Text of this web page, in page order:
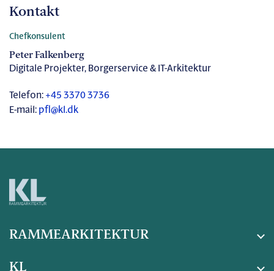
Kontakt
Chefkonsulent
Peter Falkenberg
Digitale Projekter, Borgerservice & IT-Arkitektur
Telefon: +45 3370 3736
E-mail: pfl@kl.dk
RAMMEARKITEKTUR
KL